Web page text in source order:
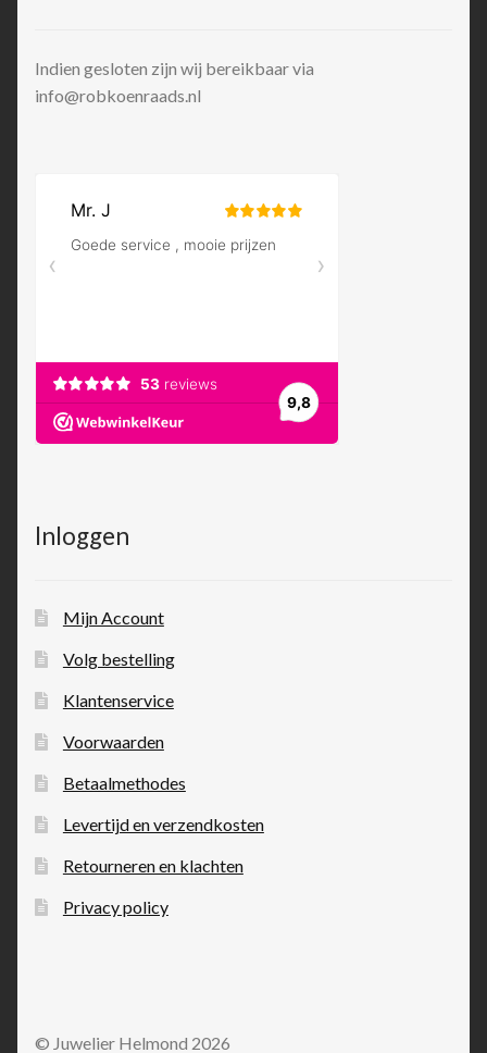
Indien gesloten zijn wij bereikbaar via
info@robkoenraads.nl
Inloggen
Mijn Account
Volg bestelling
Klantenservice
Voorwaarden
Betaalmethodes
Levertijd en verzendkosten
Retourneren en klachten
Privacy policy
© Juwelier Helmond 2026